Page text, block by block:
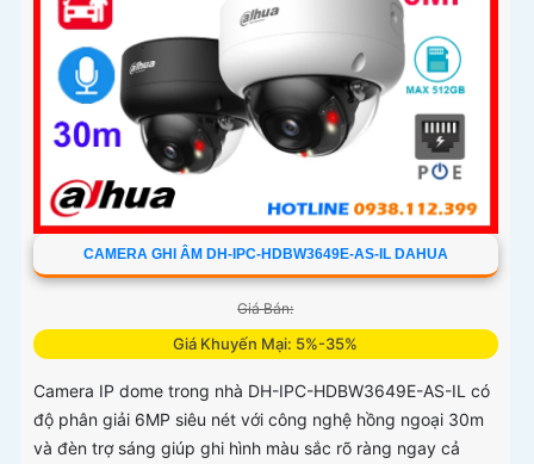
CAMERA GHI ÂM DH-IPC-HDBW3649E-AS-IL DAHUA
Giá Bán:
Giá Khuyến Mại: 5%-35%
Camera IP dome trong nhà DH-IPC-HDBW3649E-AS-IL có
độ phân giải 6MP siêu nét với công nghệ hồng ngoại 30m
và đèn trợ sáng giúp ghi hình màu sắc rõ ràng ngay cả